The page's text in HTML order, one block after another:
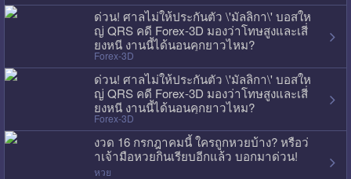
ด่วน! ศาลไม่ให้ประกันตัว \'มัลลิกา\' บอสให
ญ่ QRS คดี Forex-3D มองว่าโทษสูงและเสี่
ยงหนี งานนี้ได้นอนคุกยาวไหม?
Forex-3D
ด่วน! ศาลไม่ให้ประกันตัว \'มัลลิกา\' บอสให
ญ่ QRS คดี Forex-3D มองว่าโทษสูงและเสี่
ยงหนี งานนี้ได้นอนคุกยาวไหม?
Forex-3D
งวด 16 กรกฎาคมนี้ ใครถูกหวยบ้าง? หรือว่
าเจ้ามือหวยกินเรียบอีกแล้ว บอกมาด่วน!
หวย